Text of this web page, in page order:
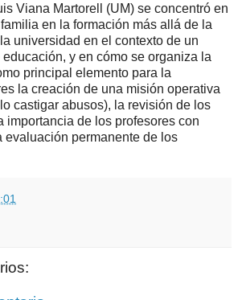
Viana Martorell (UM) se concentró en
en la formación más allá de la
universidad en el contexto de un
y en cómo se organiza la
principal elemento para la
la creación de una misión operativa
castigar abusos), la revisión de los
importancia de los profesores con
evaluación permanente de los